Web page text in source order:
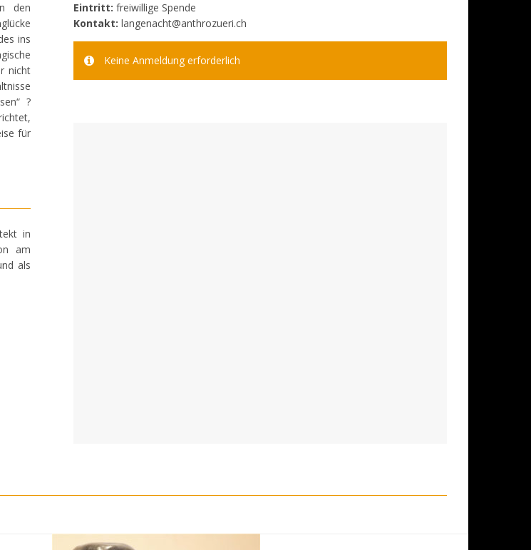
den
ins
nicht
?
für
in
am
als
Eintritt: freiwillige Spende
Kontakt: langenacht@anthrozueri.ch
Keine Anmeldung erforderlich